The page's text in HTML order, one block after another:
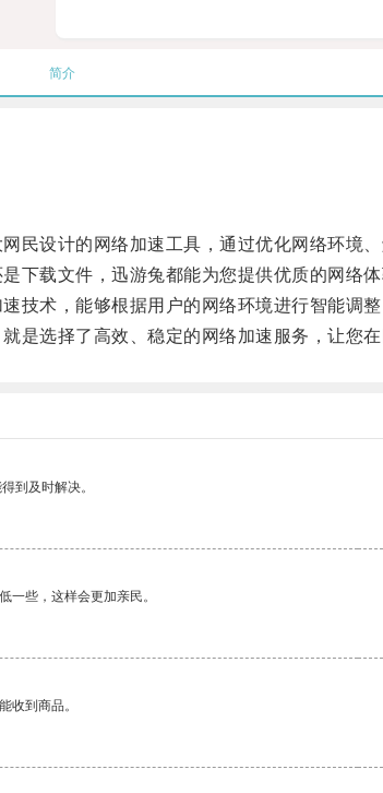
简介
设计的网络加速工具，通过优化网络环境、
载文件，迅游兔都能为您提供优质的网络体
术，能够根据用户的网络环境进行智能调整
选择了高效、稳定的网络加速服务，让您在
到及时解决。
一些，这样会更加亲民。
收到商品。